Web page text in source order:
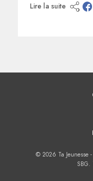
Lire la suite
© 2026 Ta Jeunesse
SBG.